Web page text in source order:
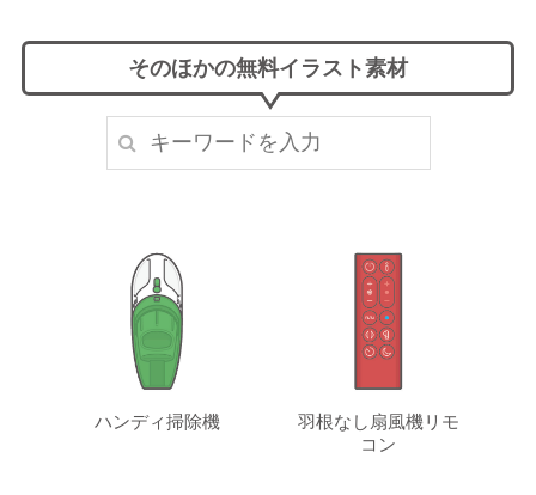
そのほかの無料イラスト素材
ハンディ掃除機
羽根なし扇風機リモ
コン